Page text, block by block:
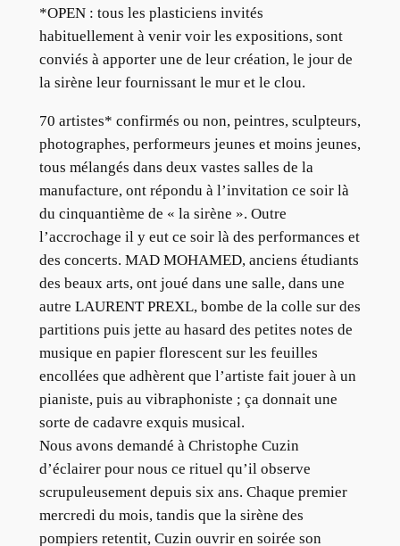
*OPEN : tous les plasticiens invités
habituellement à venir voir les expositions, sont
conviés à apporter une de leur création, le jour de
la sirène leur fournissant le mur et le clou.
70 artistes* confirmés ou non, peintres, sculpteurs,
photographes, performeurs jeunes et moins jeunes,
tous mélangés dans deux vastes salles de la
manufacture, ont répondu à l’invitation ce soir là
du cinquantième de « la sirène ». Outre
l’accrochage il y eut ce soir là des performances et
des concerts. MAD MOHAMED, anciens étudiants
des beaux arts, ont joué dans une salle, dans une
autre LAURENT PREXL, bombe de la colle sur des
partitions puis jette au hasard des petites notes de
musique en papier florescent sur les feuilles
encollées que adhèrent que l’artiste fait jouer à un
pianiste, puis au vibraphoniste ; ça donnait une
sorte de cadavre exquis musical.
Nous avons demandé à Christophe Cuzin
d’éclairer pour nous ce rituel qu’il observe
scrupuleusement depuis six ans. Chaque premier
mercredi du mois, tandis que la sirène des
pompiers retentit, Cuzin ouvrir en soirée son